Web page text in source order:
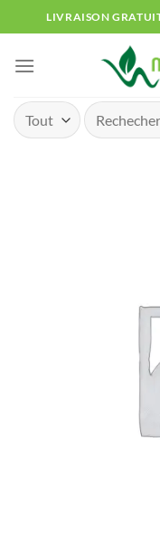
au
contenu
LIVRAISON
Recherche
pour :